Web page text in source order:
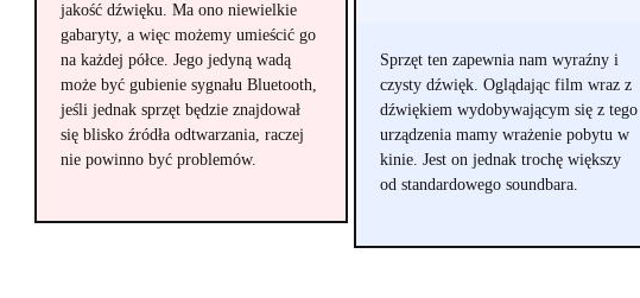
jakość dźwięku. Ma ono niewielkie
gabaryty, a więc możemy umieścić go
na każdej półce. Jego jedyną wadą
może być gubienie sygnału Bluetooth,
jeśli jednak sprzęt będzie znajdował
się blisko źródła odtwarzania, raczej
nie powinno być problemów.
Sprzęt ten zapewnia nam wyraźny i
czysty dźwięk. Oglądając film wraz z
dźwiękiem wydobywającym się z tego
urządzenia mamy wrażenie pobytu w
kinie. Jest on jednak trochę większy
od standardowego soundbara.